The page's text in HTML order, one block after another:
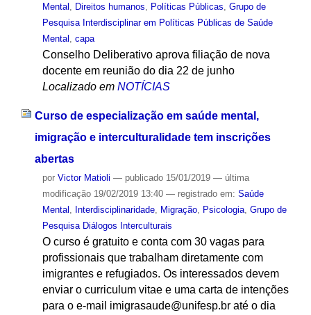
Mental
Direitos humanos Políticas Públicas Grupo de
Pesquisa Interdisciplinar em Políticas Públicas de Saúde
Mental capa
Conselho Deliberativo aprova filiação de nova
docente em reunião do dia 22 de junho
Localizado em NOTÍCIAS
Curso de especialização em saúde mental,
imigração e interculturalidade tem inscrições
abertas
por Victor Matioli — publicado15/01/2019 — última
modificação19/02/2019 13:40 — registrado em: Saúde
Mental , Interdisciplinaridade, Migração, Psicologia, Grupo de
Pesquisa Diálogos Interculturais
O curso é gratuito e conta com 30 vagas para
profissionais que trabalham diretamente com
imigrantes e refugiados. Os interessados devem
enviar o curriculum vitae e uma carta de intenções
para o e-mail imigrasaude@unifesp.br até o dia